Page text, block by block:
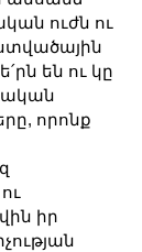
ուժն ու
են ու կը
որոնք
իր